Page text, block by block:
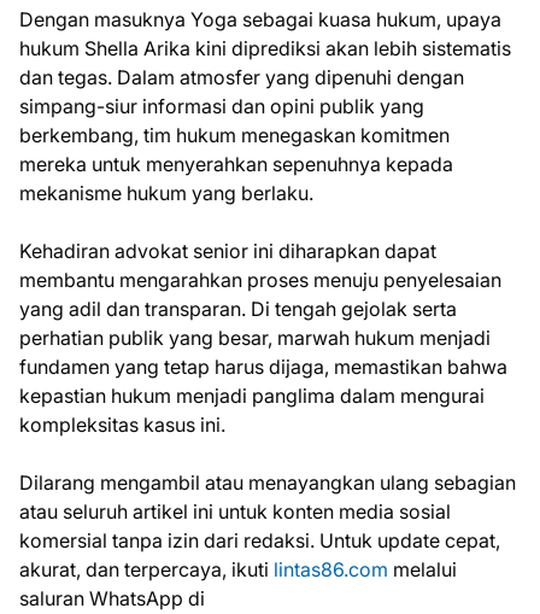
Dengan masuknya Yoga sebagai kuasa hukum, upaya
hukum Shella Arika kini diprediksi akan lebih sistematis
dan tegas. Dalam atmosfer yang dipenuhi dengan
simpang-siur informasi dan opini publik yang
berkembang, tim hukum menegaskan komitmen
mereka untuk menyerahkan sepenuhnya kepada
mekanisme hukum yang berlaku.
Kehadiran advokat senior ini diharapkan dapat
membantu mengarahkan proses menuju penyelesaian
yang adil dan transparan. Di tengah gejolak serta
perhatian publik yang besar, marwah hukum menjadi
fundamen yang tetap harus dijaga, memastikan bahwa
kepastian hukum menjadi panglima dalam mengurai
kompleksitas kasus ini.
Dilarang mengambil atau menayangkan ulang sebagian
atau seluruh artikel ini untuk konten media sosial
komersial tanpa izin dari redaksi. Untuk update cepat,
akurat, dan terpercaya, ikuti lintas86.com melalui
saluran WhatsApp di